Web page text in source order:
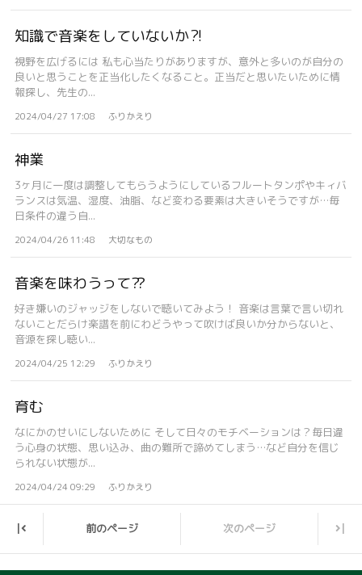
知識で音楽をしていないか⁈
視野を広げるには 私も心当たりがありますが、意外と多いのが自分の
良いと思うことを正当化したくなること。正当だと思いたいために情
報探し、先生の...
2024/04/27 17:08 ふりかえり
神業
3ヶ月に一度は調整してもらうようにしているフルートタンポやキィバ
ランスは気温、湿度、油脂、など変わる要素は大きいそうですが…毎
日条件の違う自...
2024/04/26 11:48 大切なもの
音楽を味わうって⁇
好き嫌いのジャッジをしないで聴いてみよう！ 音楽は言葉で言い切れ
ないことだらけ楽譜を前にわどうやって吹けば良いか分からないと、
音源を探し聴い...
2024/04/25 12:29 ふりかえり
育む
なにかのせいにしないために そして日々のモチベーションは？毎日違
う心身の状態、思い込み、曲の難所で諦めてしまう…など自分を信じ
られない状態が...
2024/04/24 09:29 ふりかえり
前のページ 次のページ